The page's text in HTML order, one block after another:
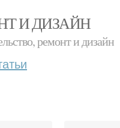
И ДИЗАЙН
ремонт и дизайн